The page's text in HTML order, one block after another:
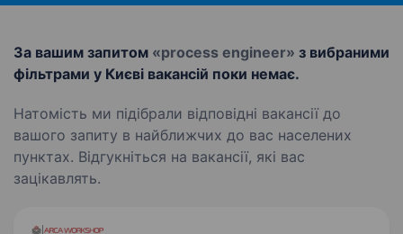
За вашим запитом «process engineer» з вибраними
фільтрами у Києві вакансій поки немає.
Натомість ми підібрали відповідні вакансії до
вашого запиту в найближчих до вас населених
пунктах. Відгукніться на вакансії, які вас
зацікавлять.